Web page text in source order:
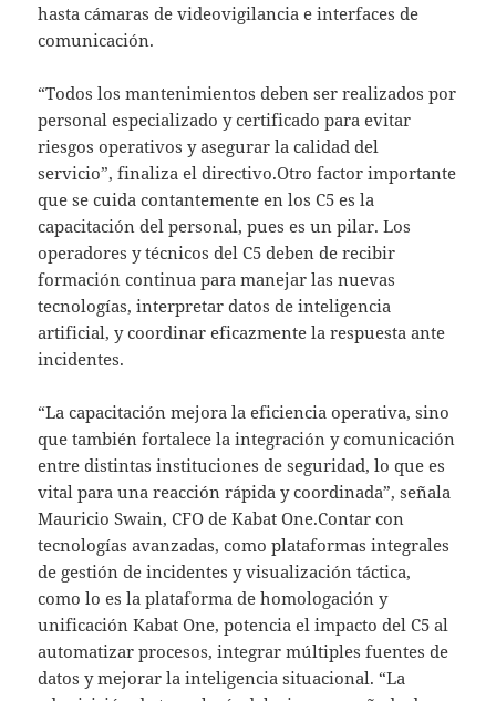
hasta cámaras de videovigilancia e interfaces de
comunicación.
“Todos los mantenimientos deben ser realizados por
personal especializado y certificado para evitar
riesgos operativos y asegurar la calidad del
servicio”, finaliza el directivo.Otro factor importante
que se cuida contantemente en los C5 es la
capacitación del personal, pues es un pilar. Los
operadores y técnicos del C5 deben de recibir
formación continua para manejar las nuevas
tecnologías, interpretar datos de inteligencia
artificial, y coordinar eficazmente la respuesta ante
incidentes.
“La capacitación mejora la eficiencia operativa, sino
que también fortalece la integración y comunicación
entre distintas instituciones de seguridad, lo que es
vital para una reacción rápida y coordinada”, señala
Mauricio Swain, CFO de Kabat One.Contar con
tecnologías avanzadas, como plataformas integrales
de gestión de incidentes y visualización táctica,
como lo es la plataforma de homologación y
unificación Kabat One, potencia el impacto del C5 al
automatizar procesos, integrar múltiples fuentes de
datos y mejorar la inteligencia situacional. “La